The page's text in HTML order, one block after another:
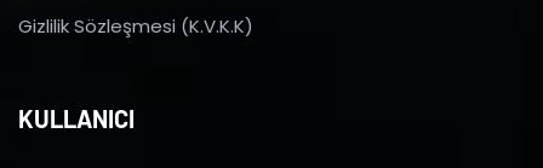
Gizlilik Sözleşmesi (K.V.K.K)
KULLANICI